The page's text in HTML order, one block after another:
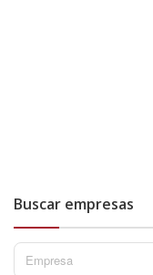
Buscar empresas